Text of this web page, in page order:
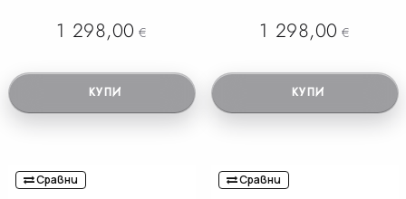
1 298,00 €
КУПИ
1 298,00 €
КУПИ
Сравни Сравни